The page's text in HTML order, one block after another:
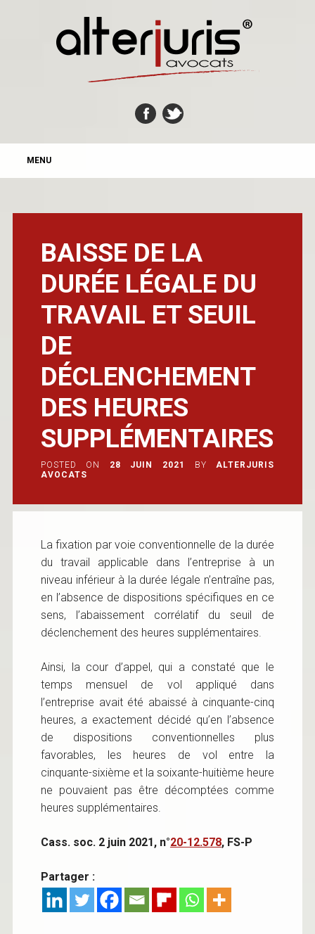
MAIN MENU
MENU
BAISSE DE LA
DURÉE LÉGALE DU
TRAVAIL ET SEUIL
DE
DÉCLENCHEMENT
DES HEURES
SUPPLÉMENTAIRES
POSTED ON 28 JUIN 2021 BY
ALTERJURIS
AVOCATS
La fixation par voie conventionnelle de la durée
du travail applicable dans l’entreprise à un
niveau inférieur à la durée légale n’entraîne pas,
en l’absence de dispositions spécifiques en ce
sens, l’abaissement corrélatif du seuil de
déclenchement des heures supplémentaires.
Ainsi, la cour d’appel, qui a constaté que le
temps mensuel de vol appliqué dans
l’entreprise avait été abaissé à cinquante-cinq
heures, a exactement décidé qu’en l’absence
de dispositions conventionnelles plus
favorables, les heures de vol entre la
cinquante-sixième et la soixante-huitième heure
ne pouvaient pas être décomptées comme
heures supplémentaires.
Cass. soc. 2 juin 2021, n°20-12.578, FS-P
Partager :